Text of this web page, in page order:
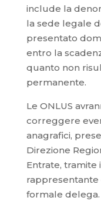
include la
la sede legale
presentato
entro la
quanto non
permanente.
Le ONLUS
correggere
anagrafici,
Direzione
Entrate,
rappresentante
formale delega.